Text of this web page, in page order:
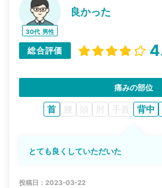
30代 男性
良かった
総合評価
痛みの部位
首 腰 頭 肘 手首 背中
とても良くしていただいた
投稿日：2023-03-22